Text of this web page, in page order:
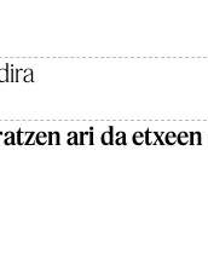
ari da